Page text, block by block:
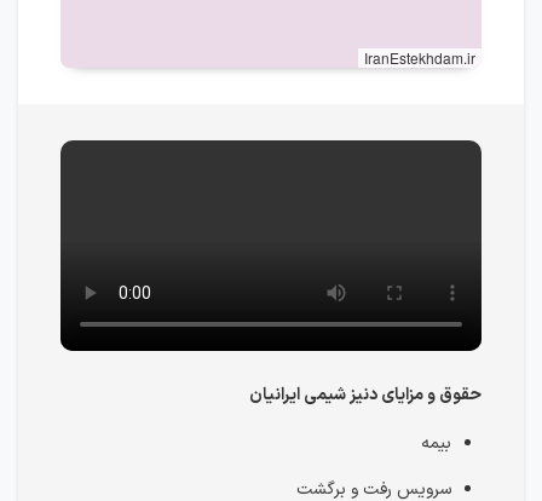
IranEstekhdam.ir
حقوق و مزایای دنیز شیمی ایرانیان
بیمه
سرویس رفت و برگشت